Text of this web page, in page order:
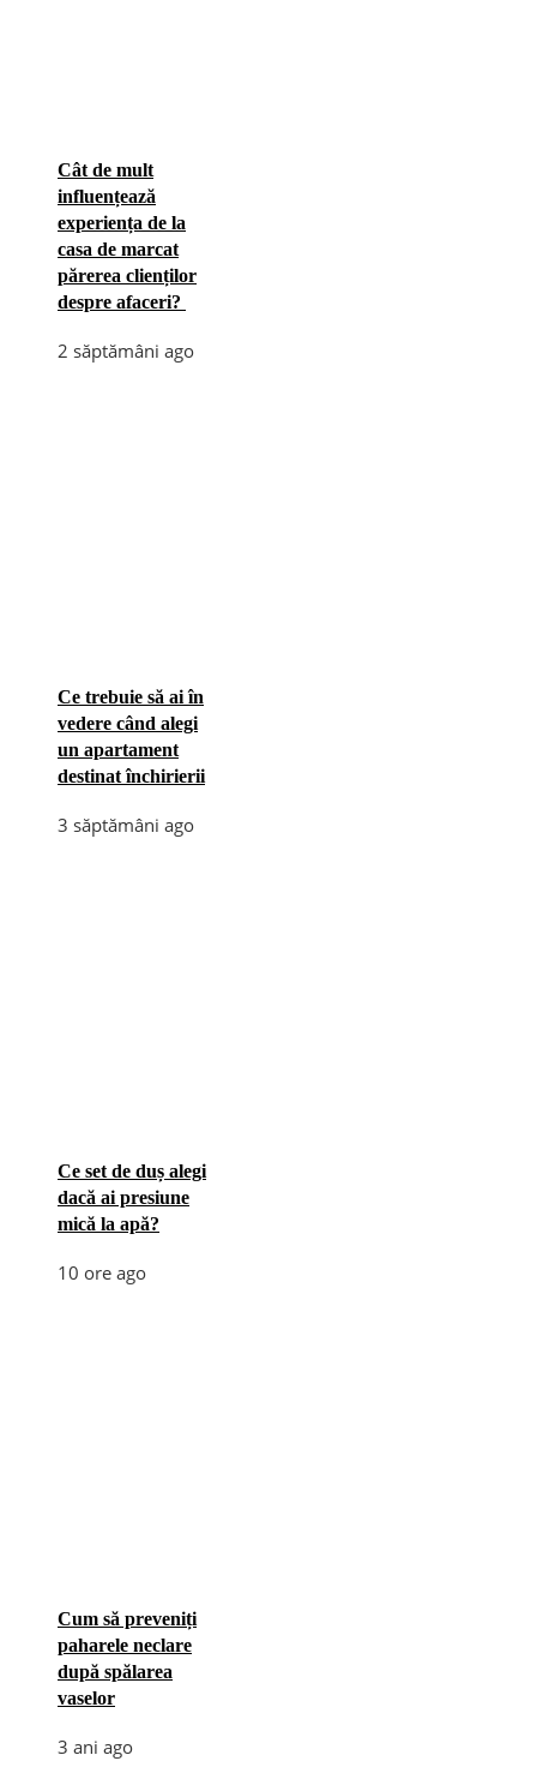
Cât de mult
influențează
experiența de la
casa de marcat
părerea clienților
despre afaceri?
2 săptămâni ago
Ce trebuie să ai în
vedere când alegi
un apartament
destinat închirierii
3 săptămâni ago
Ce set de duș alegi
dacă ai presiune
mică la apă?
10 ore ago
Cum să preveniți
paharele neclare
după spălarea
vaselor
3 ani ago